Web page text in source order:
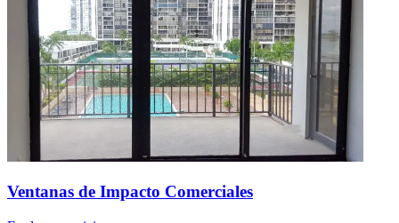
Ventanas de Impacto Comerciales